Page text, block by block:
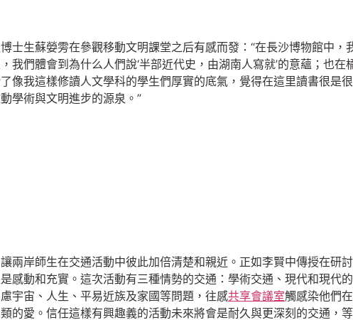
士生蘇嫈雱在參觀移動文明課堂之后有感而發：“在長沙博物館中
我們體會到為什么人們說‘半部近代史，由湖南人寫就’的意蘊；也在
像我這樣修讀人文學科的學生們厚實的底氣，覺得在這里讀書很是
學術與文明進步的源泉。”
兩岸師生在交通活動中彼此加倍清楚和親近。正如李賢中傳授在研
感動和充實。這次活動有三種情勢的交通：學術交通、現代和現代
宇宙、人生、平易近族及家國等問題，往感共享會議室觸感染他們
的愛。信任這樣有興趣義的活動未來將會是耐久與更深刻的交通，